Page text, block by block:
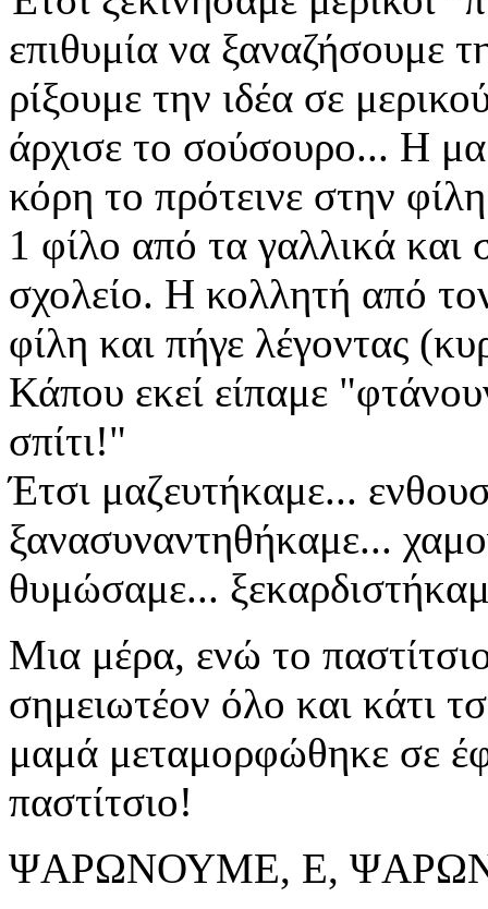
επιθυμία να ξαναζήσουμε
ρίξουμε την ιδέα σε
άρχισε το σούσουρο... Η
κόρη το πρότεινε στην
1 φίλο από τα γαλλικά και
σχολείο. Η κολλητή από
φίλη και πήγε λέγοντας
Κάπου εκεί είπαμε
σπίτι!"
Έτσι μαζευτήκαμε...
ξανασυναντηθήκαμε...
θυμώσαμε...
Μια μέρα, ενώ το
σημειωτέον όλο και κάτι
μαμά μεταμορφώθηκε σε
παστίτσιο!
ΨΑΡΩΝΟΥΜΕ, Ε,